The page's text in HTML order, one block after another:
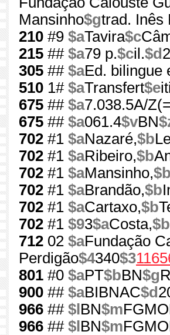
Mansinho$gtrad. Inês
210 #9 $aTavira$c
215 ## $a79 p.$cil.$d
305 ## $aEd. bilingue
510 1# $aTransfert$e
675 ## $a7.038.5A/
675 ## $a061.4$vBN
702 #1 $aNazaré,$b
702 #1 $aRibeiro,$b
702 #1 $aMansinho,$b
702 #1 $aBrandão,$b
702 #1 $aCartaxo,$b
702 #1 $93$aCosta,$b
712 02 $aFundação
Perdigão$4340$3
801 #0 $aPT$bBN$g
900 ## $aBIBNAC$d
966 ## $l BN$m
966 ## $l BN$m